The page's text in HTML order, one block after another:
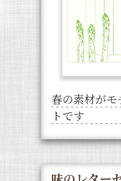
春の素材がモ
トです